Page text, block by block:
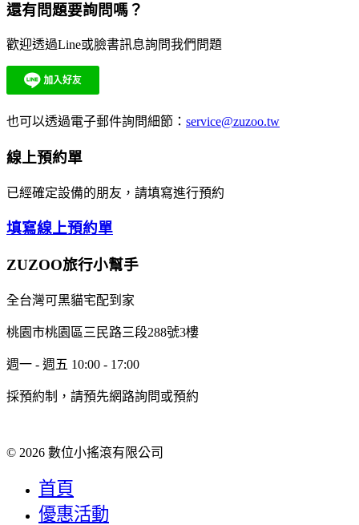
還有問題要詢問嗎？
歡迎透過Line或臉書訊息詢問我們問題
也可以透過電子郵件詢問細節： service@zuzoo.tw
線上預約單
已經確定設備的朋友，請填寫進行預約
填寫線上預約單
ZUZOO旅行小幫手
全台灣可黑貓宅配到家
桃園市桃園區三民路三段288號3樓
週一 - 週五 10:00 - 17:00
採預約制，請預先網路詢問或預約
© 2026 數位小搖滾有限公司
首頁
優惠活動